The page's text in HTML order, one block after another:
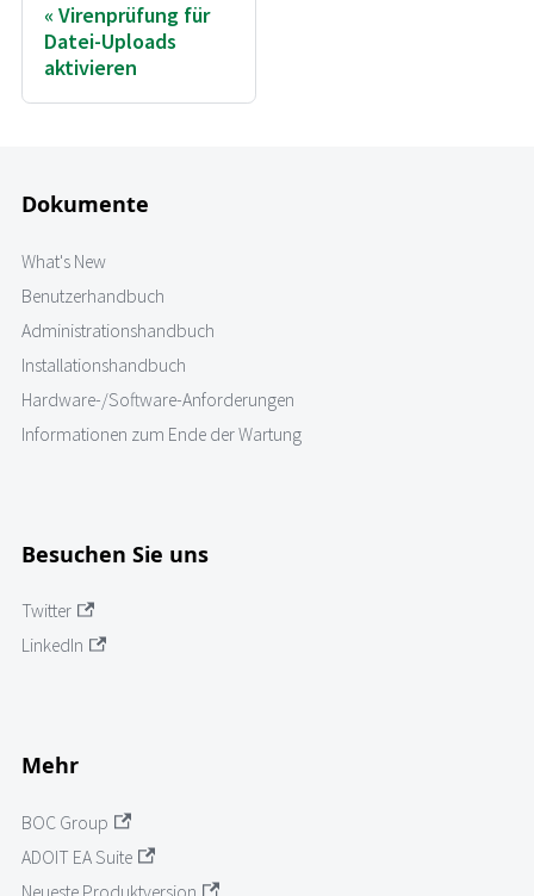
Virenprüfung für
Datei-Uploads
aktivieren
Dokumente
What's New
Benutzerhandbuch
Administrationshandbuch
Installationshandbuch
Hardware-/Software-Anforderungen
Informationen zum Ende der Wartung
Besuchen Sie uns
Twitter
LinkedIn
Mehr
BOC Group
ADOIT EA Suite
Neueste Produktversion